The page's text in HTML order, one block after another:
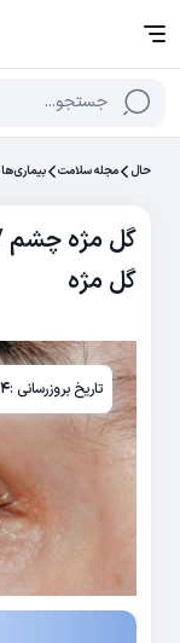
جستجو...
حال مجله سلامت بیماری‌ها
گل مژه چشم /
گل مژه
تاریخ بروزرسانی :۱۴